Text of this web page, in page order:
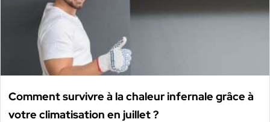
Comment survivre à la chaleur infernale grâce à
votre climatisation en juillet ?